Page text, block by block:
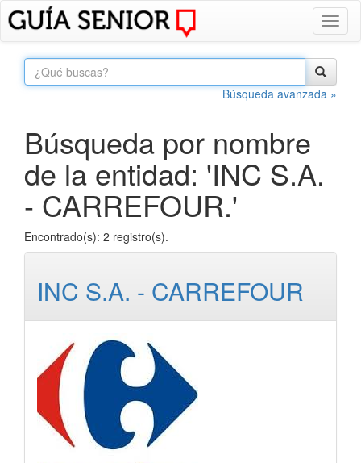
Búsqueda avanzada »
Búsqueda por nombre
de la entidad: 'INC S.A.
- CARREFOUR.'
Encontrado(s): 2 registro(s).
INC S.A. - CARREFOUR